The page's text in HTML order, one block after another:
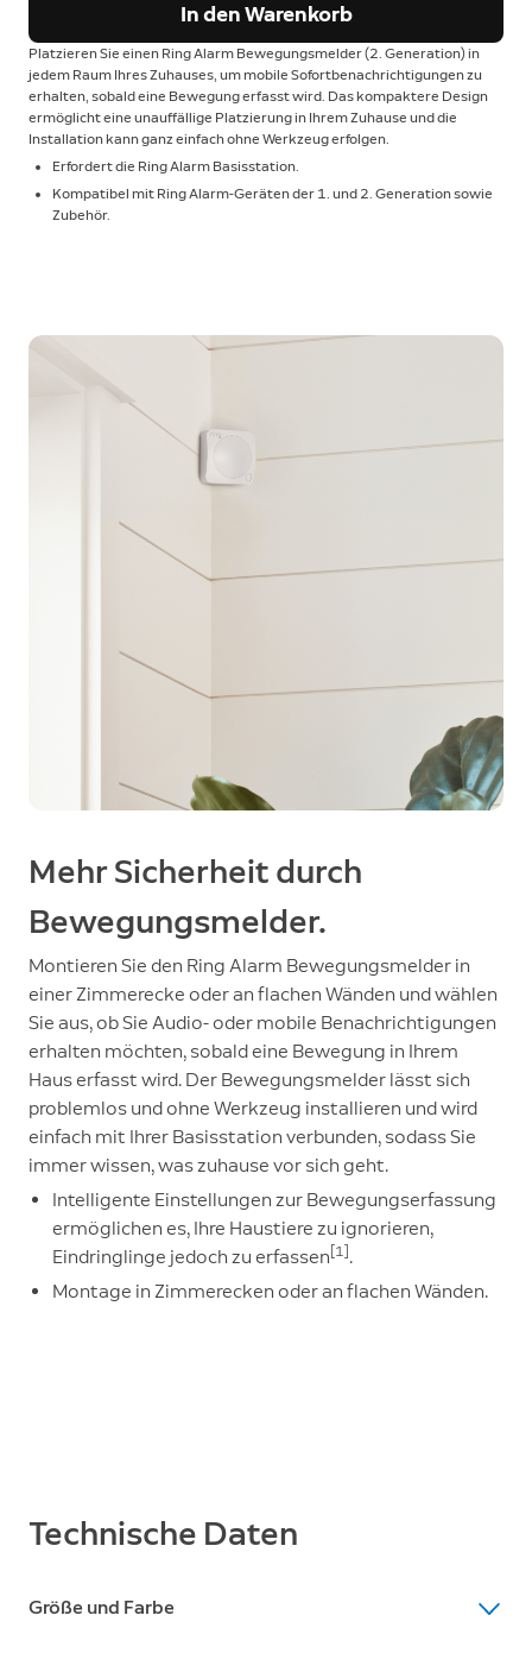
In den Warenkorb
Platzieren Sie einen Ring Alarm Bewegungsmelder (2. Generation) in
jedem Raum Ihres Zuhauses, um mobile Sofortbenachrichtigungen zu
erhalten, sobald eine Bewegung erfasst wird. Das kompaktere Design
ermöglicht eine unauffällige Platzierung in Ihrem Zuhause und die
Installation kann ganz einfach ohne Werkzeug erfolgen.
Erfordert die Ring Alarm Basisstation.
Kompatibel mit Ring Alarm-Geräten der 1. und 2. Generation sowie
Zubehör.
Mehr Sicherheit durch
Bewegungsmelder.
Montieren Sie den Ring Alarm Bewegungsmelder in
einer Zimmerecke oder an flachen Wänden und wählen
Sie aus, ob Sie Audio- oder mobile Benachrichtigungen
erhalten möchten, sobald eine Bewegung in Ihrem
Haus erfasst wird. Der Bewegungsmelder lässt sich
problemlos und ohne Werkzeug installieren und wird
einfach mit Ihrer Basisstation verbunden, sodass Sie
immer wissen, was zuhause vor sich geht.
Intelligente Einstellungen zur Bewegungserfassung
ermöglichen es, Ihre Haustiere zu ignorieren,
Eindringlinge jedoch zu erfassen [1] .
Montage in Zimmerecken oder an flachen Wänden.
Technische Daten
Größe und Farbe